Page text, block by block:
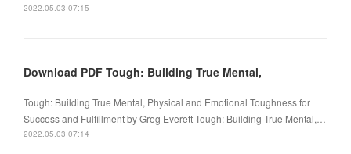
2022.05.03 07:15
Download PDF Tough: Building True Mental,
Tough: Building True Mental, Physical and Emotional Toughness for
Success and Fulfillment by Greg Everett Tough: Building True Mental,…
2022.05.03 07:14